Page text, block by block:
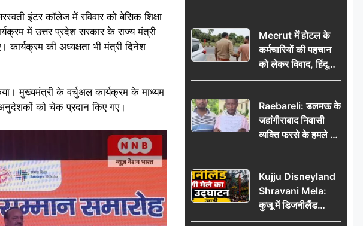
इंटर कॉलेज में रविवार को बेसिक शिक्षा
में उत्तर प्रदेश सरकार के राज्य मंत्री
कार्यक्रम की अध्यक्षता भी मंत्री दिनेश
मुख्यमंत्री के वर्चुअल कार्यक्रम के माध्यम
को चेक प्रदान किए गए।
Meerut में होटल के
कर्मचारियों की पहचान
को लेकर विवाद, हिंदू
सुरक्षा संगठन ने उठाए
की मांग
Raebareli: डलमऊ के
जहांगीराबाद निवासी
व्यक्ति फरसे के हमले में
घायल थाने में शिकायत
हजार’, रकम न देने पर
कार्रवाई ठंडी!
Kujju Disneyland
Shravani Mela:
कुजू में डिजनीलैंड
श्रावणी मेले का भव्य